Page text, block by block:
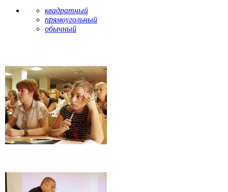
квадратный
прямоугольный
обычный